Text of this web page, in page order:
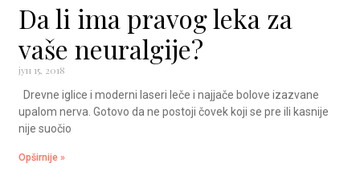
Da li ima pravog leka za
vaše neuralgije?
јун 15, 2018
Drevne iglice i moderni laseri leče i najjače bolove izazvane
upalom nerva. Gotovo da ne postoji čovek koji se pre ili kasnije
nije suočio
Opširnije »